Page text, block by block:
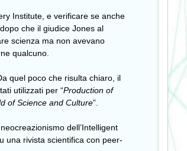
Institute, e verificare se anche
che il giudice Jones al
scienza ma non avevano
qualcuno.
quel poco che risulta chiaro, il
utilizzati per “Production of
of Science and Culture”.
dell’Intelligent
una rivista scientifica con peer-